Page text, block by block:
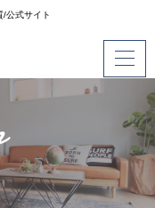
/公式サイト